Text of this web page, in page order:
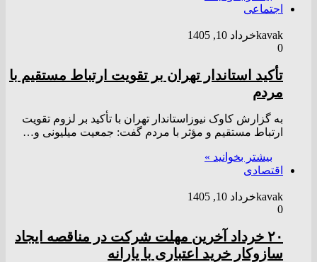
اجتماعی
kavakخرداد 10, 1405
0
تأکید استاندار تهران بر تقویت ارتباط مستقیم با
مردم
به گزارش کاوک نیوزاستاندار تهران با تأکید بر لزوم تقویت
ارتباط مستقیم و مؤثر با مردم گفت: جمعیت میلیونی و…
بیشتر بخوانید »
اقتصادی
kavakخرداد 10, 1405
0
۲۰ خرداد آخرین مهلت شرکت در مناقصه ایجاد
سازوکار خرید اعتباری با یارانه